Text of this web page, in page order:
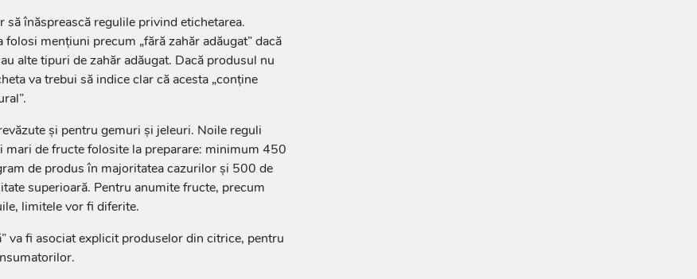
înăsprească regulile privind etichetarea.
mențiuni precum „fără zahăr adăugat” dacă
alte tipuri de zahăr adăugat. Dacă produsul nu
va trebui să indice clar că acesta „conține
și pentru gemuri și jeleuri. Noile reguli
de fructe folosite la preparare: minimum 450
de produs în majoritatea cazurilor și 500 de
superioară. Pentru anumite fructe, precum
limitele vor fi diferite.
va fi asociat explicit produselor din citrice, pentru